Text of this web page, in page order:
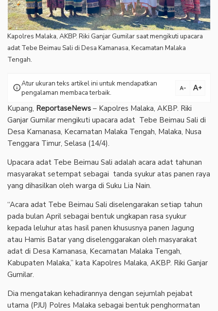
Kapolres Malaka, AKBP. Riki Ganjar Gumilar saat mengikuti upacara
adat Tebe Beimau Sali di Desa Kamanasa, Kecamatan Malaka
Tengah.
infoAtur ukuran teks artikel ini untuk mendapatkan
pengalaman membaca terbaik.
text_decrease text_increase
Kupang, ReportaseNews – Kapolres Malaka, AKBP. Riki
Ganjar Gumilar mengikuti upacara adat Tebe Beimau Sali di
Desa Kamanasa, Kecamatan Malaka Tengah, Malaka, Nusa
Tenggara Timur, Selasa (14/4).
Upacara adat Tebe Beimau Sali adalah acara adat tahunan
masyarakat setempat sebagai tanda syukur atas panen raya
yang dihasilkan oleh warga di Suku Lia Nain.
“Acara adat Tebe Beimau Sali diselengarakan setiap tahun
pada bulan April sebagai bentuk ungkapan rasa syukur
kepada leluhur atas hasil panen khususnya panen Jagung
atau Hamis Batar yang diselenggarakan oleh masyarakat
adat di Desa Kamanasa, Kecamatan Malaka Tengah,
Kabupaten Malaka,” kata Kapolres Malaka, AKBP. Riki Ganjar
Gumilar.
Dia mengatakan kehadirannya dengan sejumlah pejabat
utama (PJU) Polres Malaka sebagai bentuk penghormatan